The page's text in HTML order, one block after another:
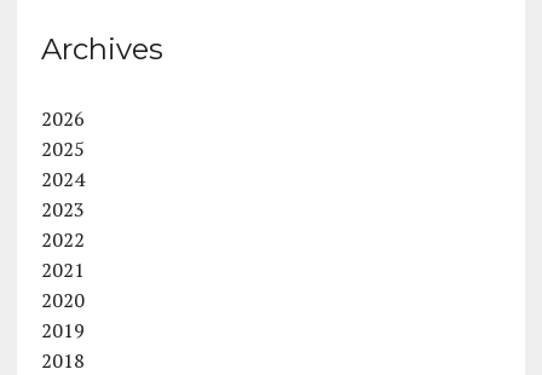
Archives
2026
2025
2024
2023
2022
2021
2020
2019
2018